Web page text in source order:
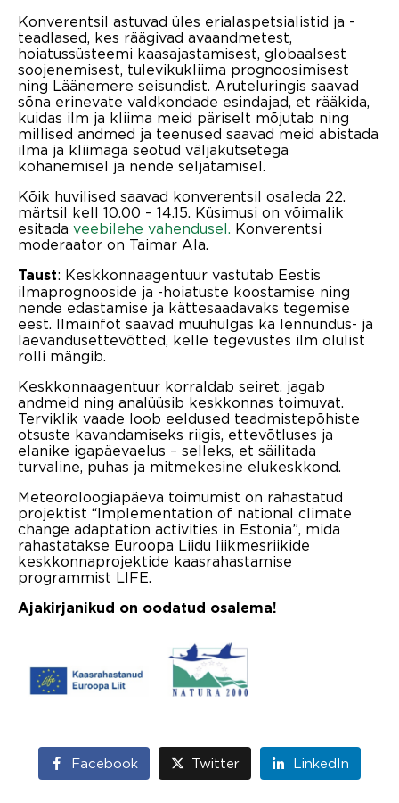
Konverentsil astuvad üles erialaspetsialistid ja -
teadlased, kes räägivad avaandmetest,
hoiatussüsteemi kaasajastamisest, globaalsest
soojenemisest, tulevikukliima prognoosimisest
ning Läänemere seisundist. Aruteluringis saavad
sõna erinevate valdkondade esindajad, et rääkida,
kuidas ilm ja kliima meid päriselt mõjutab ning
millised andmed ja teenused saavad meid abistada
ilma ja kliimaga seotud väljakutsetega
kohanemisel ja nende seljatamisel.
Kõik huvilised saavad konverentsil osaleda 22.
märtsil kell 10.00 – 14.15. Küsimusi on võimalik
esitada veebilehe vahendusel. Konverentsi
moderaator on Taimar Ala.
Taust: Keskkonnaagentuur vastutab Eestis
ilmaprognooside ja -hoiatuste koostamise ning
nende edastamise ja kättesaadavaks tegemise
eest. Ilmainfot saavad muuhulgas ka lennundus- ja
laevandusettevõtted, kelle tegevustes ilm olulist
rolli mängib.
Keskkonnaagentuur korraldab seiret, jagab
andmeid ning analüüsib keskkonnas toimuvat.
Terviklik vaade loob eeldused teadmistepõhiste
otsuste kavandamiseks riigis, ettevõtluses ja
elanike igapäevaelus – selleks, et säilitada
turvaline, puhas ja mitmekesine elukeskkond.
Meteoroloogiapäeva toimumist on rahastatud
projektist “Implementation of national climate
change adaptation activities in Estonia”, mida
rahastatakse Euroopa Liidu liikmesriikide
keskkonnaprojektide kaasrahastamise
programmist LIFE.
Ajakirjanikud on oodatud osalema!
Facebook Twitter LinkedIn